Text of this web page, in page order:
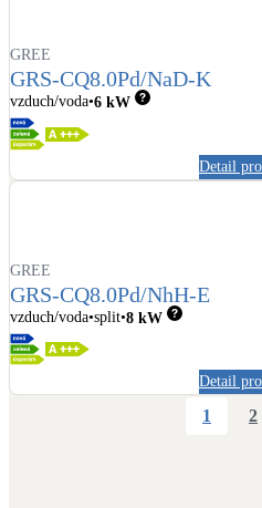
GREE
GRS-CQ8.0Pd/NaD-K
vzduch/voda 6 kW
Detail
GREE
GRS-CQ8.0Pd/NhH-E
vzduch/voda split 8 kW
Detail
1 2